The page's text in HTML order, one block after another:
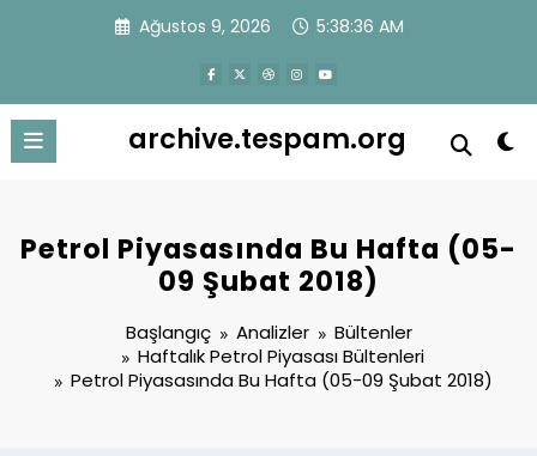
Ağustos 9, 2026 5:38:37 AM
archive.tespam.org
Petrol Piyasasında Bu Hafta (05-
09 Şubat 2018)
Başlangıç Analizler
Bültenler
Haftalık Petrol Piyasası Bültenleri
Petrol Piyasasında Bu Hafta (05-09 Şubat 2018)